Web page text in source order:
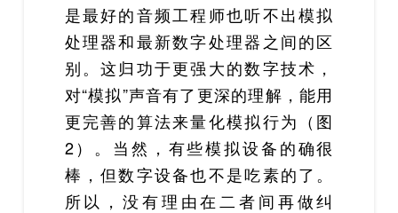
是最好的音频工程师也听不出模拟
处理器和最新数字处理器之间的区
别。这归功于更强大的数字技术，
对“模拟”声音有了更深的理解，能用
更完善的算法来量化模拟行为（图
2）。当然，有些模拟设备的确很
棒，但数字设备也不是吃素的了。
所以，没有理由在二者间再做纠